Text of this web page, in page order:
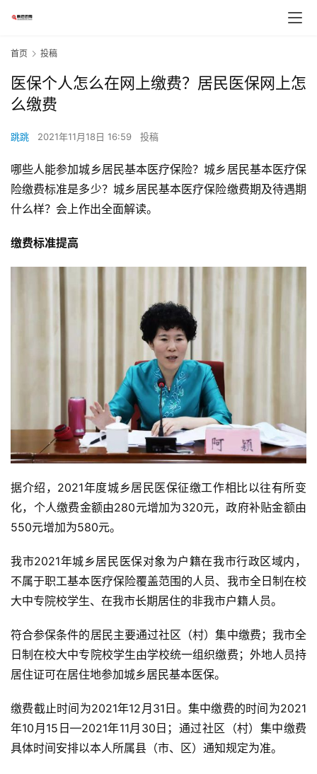
首页 投稿
医保个人怎么在网上缴费？居民医保网上怎
么缴费
跳跳 2021年11月18日 16:59 投稿
哪些人能参加城乡居民基本医疗保险？城乡居民基本医疗保
险缴费标准是多少？城乡居民基本医疗保险缴费期及待遇期
什么样？会上作出全面解读。
缴费标准提高
据介绍，2021年度城乡居民医保征缴工作相比以往有所变
化，个人缴费金额由280元增加为320元，政府补贴金额由
550元增加为580元。
我市2021年城乡居民医保对象为户籍在我市行政区域内，
不属于职工基本医疗保险覆盖范围的人员、我市全日制在校
大中专院校学生、在我市长期居住的非我市户籍人员。
符合参保条件的居民主要通过社区（村）集中缴费；我市全
日制在校大中专院校学生由学校统一组织缴费；外地人员持
居住证可在居住地参加城乡居民基本医保。
缴费截止时间为2021年12月31日。集中缴费的时间为2021
年10月15日—2021年11月30日；通过社区（村）集中缴费
具体时间安排以本人所属县（市、区）通知规定为准。